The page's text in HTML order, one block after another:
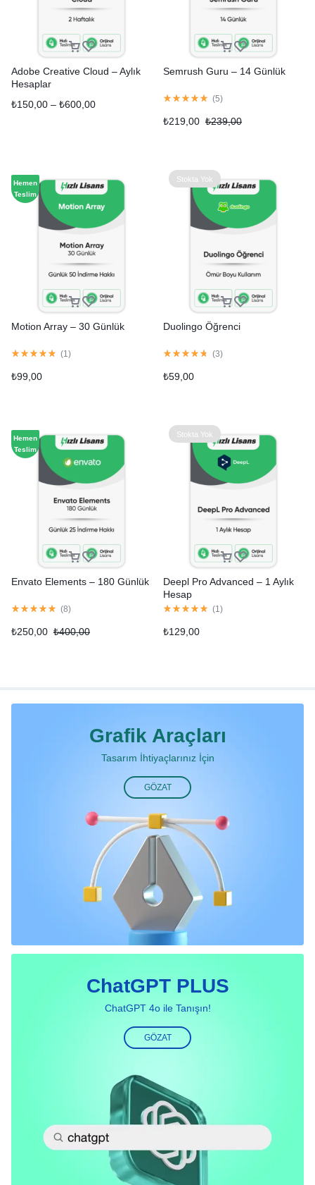
Adobe Creative Cloud – Aylık
Hesaplar
₺150,00 – ₺600,00
Semrush Guru – 14 Günlük
(5)
₺239,00
₺219,00
Hemen
Teslim
Motion Array – 30 Günlük
(1)
₺99,00
Stokta Yok
Duolingo Öğrenci
(3)
₺59,00
Hemen
Teslim
Envato Elements – 180 Günlük
(8)
₺400,00
₺250,00
Stokta Yok
Deepl Pro Advanced – 1 Aylık
Hesap
(1)
₺129,00
Grafik Araçları
Tasarım İhtiyaçlarınız İçin
GÖZAT
ChatGPT PLUS
ChatGPT 4o ile Tanışın!
GÖZAT